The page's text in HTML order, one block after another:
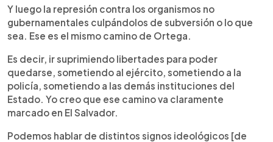
Y luego la represión contra los organismos no
gubernamentales culpándolos de subversión o lo que
sea. Ese es el mismo camino de Ortega.
Es decir, ir suprimiendo libertades para poder
quedarse, sometiendo al ejército, sometiendo a la
policía, sometiendo a las demás instituciones del
Estado. Yo creo que ese camino va claramente
marcado en El Salvador.
Podemos hablar de distintos signos ideológicos [de